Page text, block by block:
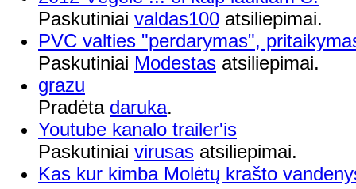
Paskutiniai valdas100 atsiliepimai.
PVC valties "perdarymas",
Paskutiniai Modestas atsiliepimai.
grazu
Pradėta daruka.
Youtube kanalo trailer'is
Paskutiniai virusas atsiliepimai.
Kas kur kimba Molėtų krašto